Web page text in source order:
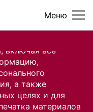
включая все
а также
целях и для
материалов
Меню